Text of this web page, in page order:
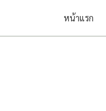
หน้าแรก